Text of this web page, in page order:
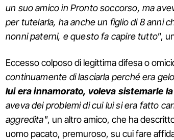
un suo amico in Pronto soccorso, ma
per tutelarla, ha anche un figlio di 8 anni
nonni paterni, e questo fa capire tutto”,
Eccesso colposo di legittima difesa o
continuamente di lasciarla perché era
lui era innamorato, voleva sistemarle
aveva dei problemi di cui lui si era fatto
aggredita", un altro amico, che ha
uomo pacato, premuroso, su cui fare